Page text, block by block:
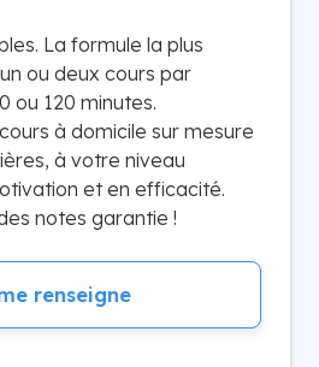
La formule la plus
ou deux cours par
ou 120 minutes.
à domicile sur mesure
à votre niveau
et en efficacité.
notes garantie !
renseigne